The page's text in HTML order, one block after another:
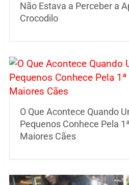
Não Estava a Perceber a
Crocodilo
O Que Acontece Quando
Pequenos Conhece Pela
Maiores Cães